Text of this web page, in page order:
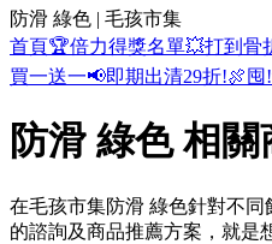
防滑 綠色 | 毛孩市集
首頁🏆倍力得獎名單💥打到骨
買一送一📢即期出清29折!🍖囤
防滑 綠色 相關
在毛孩市集防滑 綠色針對不
的諮詢及商品推薦方案，就是